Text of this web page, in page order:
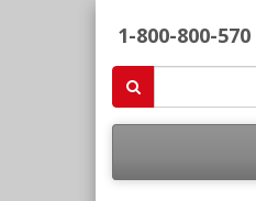
1-800-800-570